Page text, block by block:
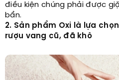
điều kiện chúng phải được
bẩn.
2. Sản phẩm Oxi là lựa
rượu vang cũ, đã khô